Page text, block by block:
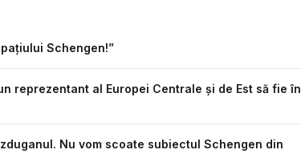
Schengen!”
reprezentant al Europei Centrale și de Est să fie în
Nu vom scoate subiectul Schengen din